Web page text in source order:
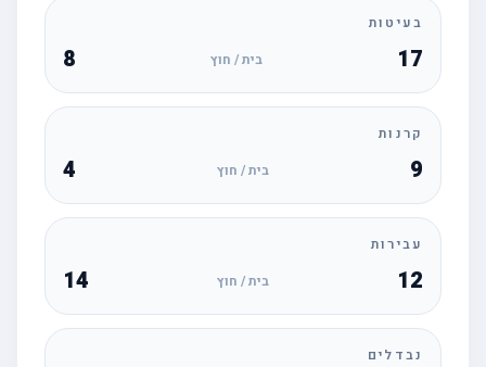
בעיטות
17 בית / חוץ
קרנות
בית / חוץ
עבירות
12 בית / חוץ 14
נבדלים